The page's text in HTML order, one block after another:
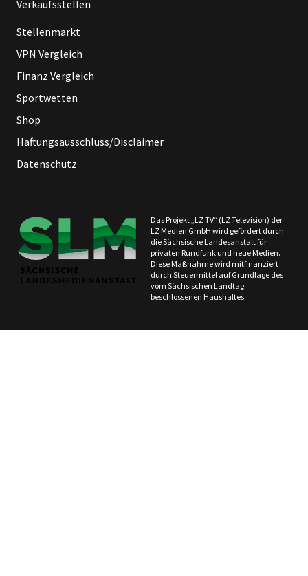
Verkaufsstellen
Stellenmarkt
VPN Vergleich
Finanz Vergleich
Sportwetten
Shop
Haftungsausschluss/Disclaimer
Datenschutz
Das Projekt „LZ TV“ (LZ Television) der
LZ Medien GmbH wird gefördert durch
die Sächsische Landesanstalt für
privaten Rundfunk und neue Medien.
Diese Maßnahme wird mitfinanziert
durch Steuermittel auf Grundlage des
vom Sächsischen Landtag
beschlossenen Haushaltes.